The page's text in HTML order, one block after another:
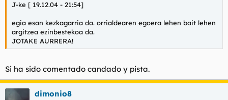
J-ke [ 19.12.04 - 21:54]
egia esan kezkagarria da. orrialdearen egoera lehen bait lehen
argitzea ezinbestekoa da.
JOTAKE AURRERA!
Si ha sido comentado candado y pista.
dimonio8